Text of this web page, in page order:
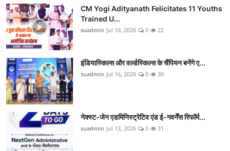
CM Yogi Adityanath Felicitates 11 Youths
Trained U...
suadmin Jul 16, 2026 0 22
इंडियास्किल्स और वर्ल्डस्किल्स के चैंपियन बनेंगे ए...
suadmin Jul 16, 2026 0 30
नेक्स्ट-जेन एडमिनिस्ट्रेटिव एंड ई-गवर्नेंस रिफॉर्म...
suadmin Jul 13, 2026 0 31